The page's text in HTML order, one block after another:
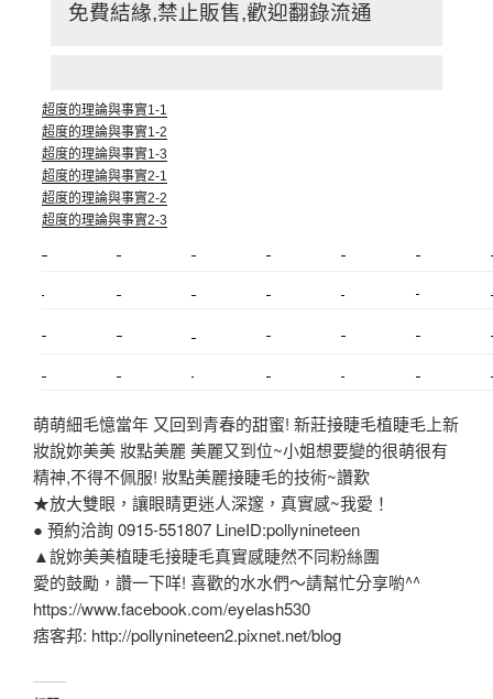
免費結緣,禁止販售,歡迎翻錄流通
超度的理論與事實1-1
超度的理論與事實1-2
超度的理論與事實1-3
超度的理論與事實2-1
超度的理論與事實2-2
超度的理論與事實2-3
萌萌細毛憶當年 又回到青春的甜蜜! 新莊接睫毛植睫毛上新
妝說妳美美 妝點美麗 美麗又到位~小姐想要變的很萌很有
精神,不得不佩服! 妝點美麗接睫毛的技術~讚歎
★放大雙眼，讓眼睛更迷人深邃，真實感~我愛！
● 預約洽詢 0915-551807 LineID:pollynineteen
▲說妳美美植睫毛接睫毛真實感睫然不同粉絲團
愛的鼓勵，讚一下咩! 喜歡的水水們～請幫忙分享喲^^
https://www.facebook.com/eyelash530
痞客邦: http://pollynineteen2.pixnet.net/blog